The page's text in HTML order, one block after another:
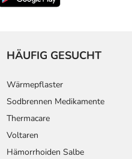
Verfallsdatum bezieht
HÄUFIG GESUCHT
Wärmepflaster
Sodbrennen Medikamente
Thermacare
Voltaren
Hämorrhoiden Salbe